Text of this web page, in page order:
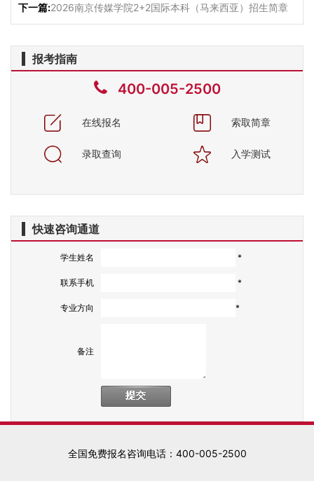
下一篇:2026南京传媒学院2+2国际本科（马来西亚）招生简章
报考指南
400-005-2500
在线报名 索取简章
录取查询 入学测试
快速咨询通道
学生姓名 *
联系手机 *
专业方向 *
备注
全国免费报名咨询电话：400-005-2500